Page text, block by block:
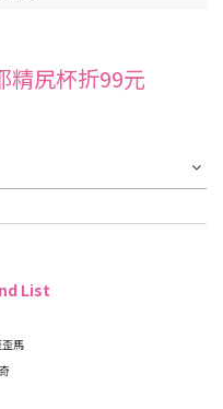
精尻杯折99元
List
馬